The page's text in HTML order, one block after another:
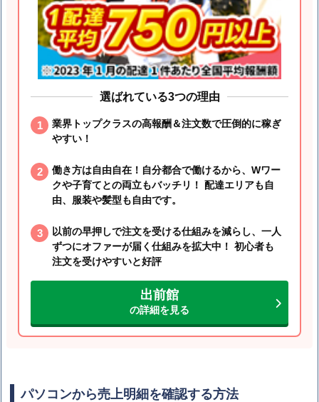
選ばれている3つの理由
業界トップクラスの高報酬＆注文数で圧倒的に稼ぎ
やすい！
働き方は自由自在！自分都合で働けるから、Wワー
クや子育てとの両立もバッチリ！ 配達エリアも自
由、服装や髪型も自由です。
以前の早押しで注文を受ける仕組みを減らし、一人
ずつにオファーが届く仕組みを拡大中！ 初心者も
注文を受けやすいと好評
出前館
の詳細を見る
パソコンから売上明細を確認する方法